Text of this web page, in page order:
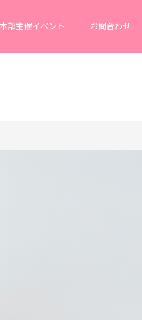
本部主催イベント お問合わせ